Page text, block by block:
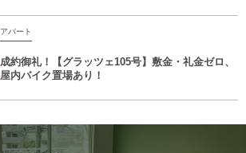
アパート
成約御礼！【グラッツェ105号】敷金・礼金ゼロ、
屋内バイク置場あり！